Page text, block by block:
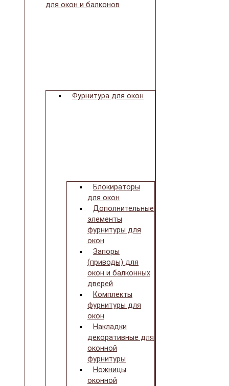
для окон и балконов
Фурнитура для окон
Блокираторы
для окон
Дополнительные
элементы
фурнитуры для
окон
Запоры
(приводы) для
окон и балконных
дверей
Комплекты
фурнитуры для
окон
Накладки
декоративные для
оконной
фурнитуры
Ножницы
оконной